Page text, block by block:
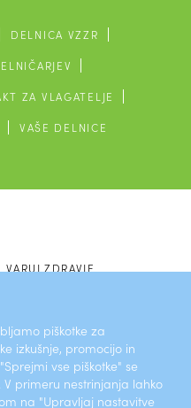
piškotke za
izkušnje, promocijo in
vse piškotke" se
primeru nestrinjanja lahko
na "Upravljaj nastavitve
DELNICA VZZR
ZA VLAGATELJE
VAŠE DELNICE
VARUJ ZDRAVJE
KONTAKTI
POGOSTA VPRAŠANJA